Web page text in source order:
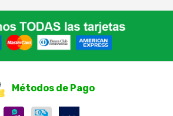
Métodos de Pago